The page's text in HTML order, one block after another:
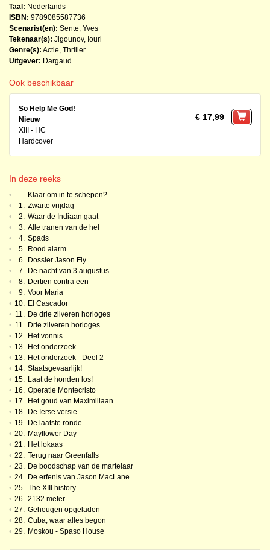
Taal: Nederlands
ISBN: 9789085587736
Scenarist(en): Sente, Yves
Tekenaar(s): Jigounov, Iouri
Genre(s): Actie, Thriller
Uitgever: Dargaud
Ook beschikbaar
So Help Me God!
Nieuw
XIII - HC
Hardcover
€ 17,99
In deze reeks
•
Klaar om in te schepen?
•
1. Zwarte vrijdag
•
2. Waar de Indiaan gaat
•
3. Alle tranen van de hel
•
4. Spads
•
5. Rood alarm
•
6. Dossier Jason Fly
•
7. De nacht van 3 augustus
•
8. Dertien contra een
•
9. Voor Maria
• 10. El Cascador
• 11. De drie zilveren horloges
• 11. Drie zilveren horloges
• 12. Het vonnis
• 13. Het onderzoek
• 13. Het onderzoek - Deel 2
• 14. Staatsgevaarlijk!
• 15. Laat de honden los!
• 16. Operatie Montecristo
• 17. Het goud van Maximiliaan
• 18. De Ierse versie
• 19. De laatste ronde
• 20. Mayflower Day
• 21. Het lokaas
• 22. Terug naar Greenfalls
• 23. De boodschap van de martelaar
• 24. De erfenis van Jason MacLane
• 25. The XIII history
• 26. 2132 meter
• 27. Geheugen opgeladen
• 28. Cuba, waar alles begon
• 29. Moskou - Spaso House